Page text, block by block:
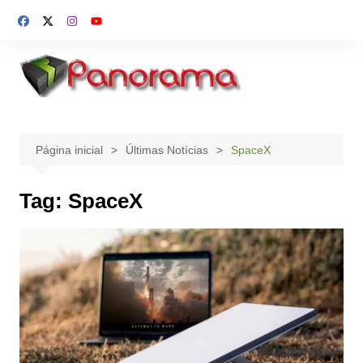
para
conteúdo
Página inicial Últimas Notícias SpaceX
Tag: SpaceX